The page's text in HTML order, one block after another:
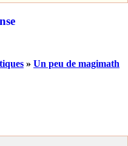
» Un peu de magimath